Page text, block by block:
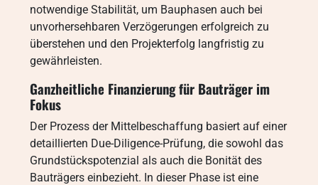
notwendige Stabilität, um Bauphasen auch bei
unvorhersehbaren Verzögerungen erfolgreich zu
überstehen und den Projekterfolg langfristig zu
gewährleisten.
Ganzheitliche Finanzierung für Bauträger im
Fokus
Der Prozess der Mittelbeschaffung basiert auf einer
detaillierten Due-Diligence-Prüfung, die sowohl das
Grundstückspotenzial als auch die Bonität des
Bauträgers einbezieht. In dieser Phase ist eine